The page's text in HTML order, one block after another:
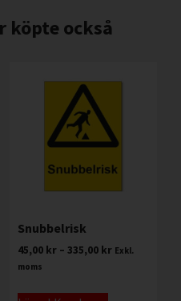
köpte också
Snubbelrisk
45,00 kr – 335,00 kr Exkl.
moms